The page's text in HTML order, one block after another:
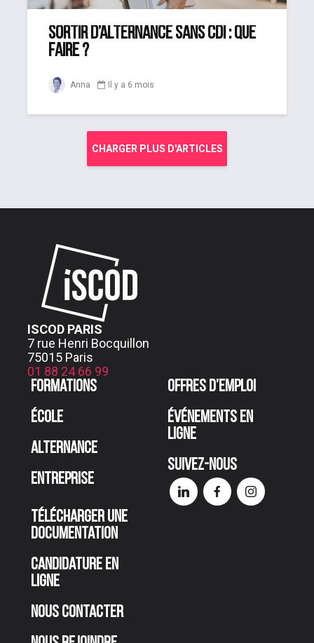
Sortir d’alternance sans CDI : que
faire ?
Anna Il y a 6 mois
CHARGER PLUS D'ARTICLES
ISCOD PARIS
7 rue Henri Bocquillon
75015 Paris
01 88 24 66 99
Formations
École
Alternance
Entreprise
Offres d’emploi
Événements en
ligne
Suivez-nous
Télécharger une
documentation
Candidature en
ligne
Nous contacter